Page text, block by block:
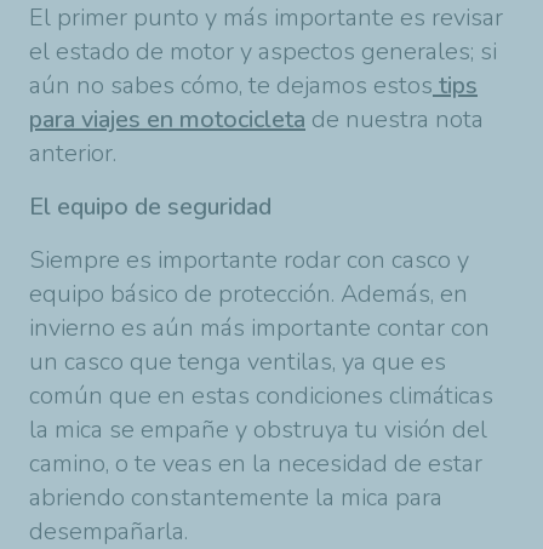
El primer punto y más importante es revisar
el estado de motor y aspectos generales; si
aún no sabes cómo, te dejamos estos tips
para viajes en motocicleta de nuestra nota
anterior.
El equipo de seguridad
Siempre es importante rodar con casco y
equipo básico de protección. Además, en
invierno es aún más importante contar con
un casco que tenga ventilas, ya que es
común que en estas condiciones climáticas
la mica se empañe y obstruya tu visión del
camino, o te veas en la necesidad de estar
abriendo constantemente la mica para
desempañarla.